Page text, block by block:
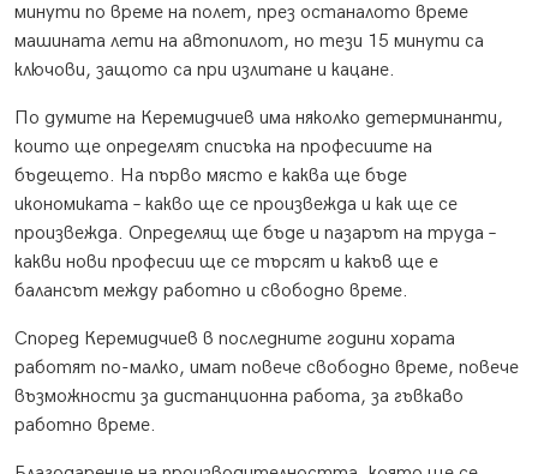
минути по време на полет, през останалото време
машината лети на автопилот, но тези 15 минути са
ключови, защото са при излитане и кацане.
По думите на Керемидчиев има няколко детерминанти,
които ще определят списъка на професиите на
бъдещето. На първо място е каква ще бъде
икономиката – какво ще се произвежда и как ще се
произвежда. Определящ ще бъде и пазарът на труда –
какви нови професии ще се търсят и какъв ще е
балансът между работно и свободно време.
Според Керемидчиев в последните години хората
работят по-малко, имат повече свободно време, повече
възможности за дистанционна работа, за гъвкаво
работно време.